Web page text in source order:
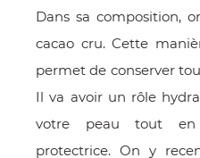
Dans sa composition,
cacao cru. Cette
permet de conserver
Il va avoir un rôle
votre peau tout en
protectrice. On y